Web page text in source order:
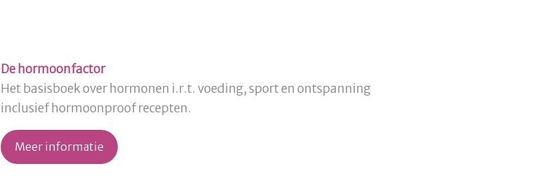
De hormoonfactor
Het basisboek over hormonen i.r.t. voeding, sport en ontspanning
inclusief hormoonproof recepten.
Meer informatie